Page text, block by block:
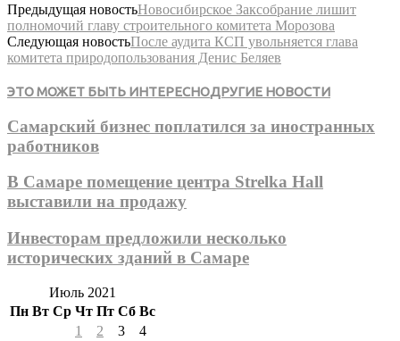
Предыдущая новостьНовосибирское Заксобрание лишит
полномочий главу строительного комитета Морозова
Следующая новостьПосле аудита КСП увольняется глава
комитета природопользования Денис Беляев
ЭТО МОЖЕТ БЫТЬ ИНТЕРЕСНОДРУГИЕ НОВОСТИ
Самарский бизнес поплатился за иностранных
работников
В Самаре помещение центра Strelka Hall
выставили на продажу
Инвесторам предложили несколько
исторических зданий в Самаре
Июль 2021
Пн Вт Ср Чт Пт Сб Вс
1
2 3
4